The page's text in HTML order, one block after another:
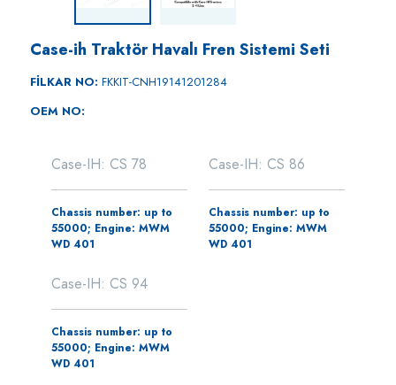
Case-ih Traktör Havalı Fren Sistemi Seti
FİLKAR NO: FKKIT-CNH19141201284
OEM NO:
Case-IH: CS 78
Chassis number: up to
55000; Engine: MWM
WD 401
Case-IH: CS 86
Chassis number: up to
55000; Engine: MWM
WD 401
Case-IH: CS 94
Chassis number: up to
55000; Engine: MWM
WD 401